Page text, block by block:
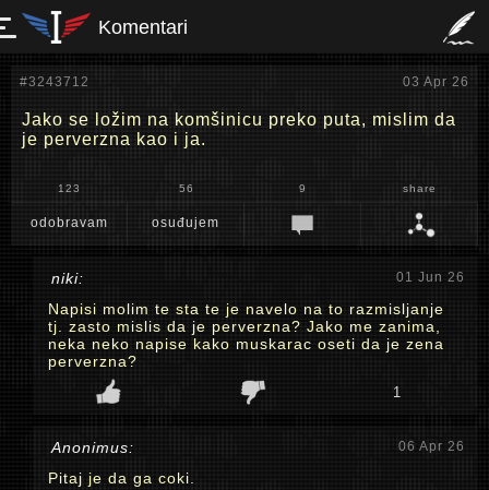
Komentari
#3243712 03 Apr 26
Jako se ložim na komšinicu preko puta, mislim da
je perverzna kao i ja.
123 56 9 share
odobravam osuđujem
niki: 01 Jun 26
Napisi molim te sta te je navelo na to razmisljanje
tj. zasto mislis da je perverzna? Jako me zanima,
neka neko napise kako muskarac oseti da je zena
perverzna?
1
Anonimus: 06 Apr 26
Pitaj je da ga coki.